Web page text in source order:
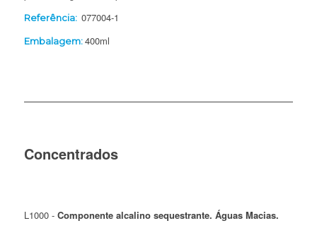
Referência: 077004-1
Embalagem:400ml
Concentrados
L1000 - Componente alcalino sequestrante. Águas Macias.